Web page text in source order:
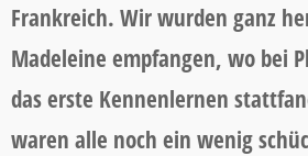
Frankreich. Wir wurden ganz
Madeleine empfangen, wo bei
das erste Kennenlernen
waren alle noch ein wenig